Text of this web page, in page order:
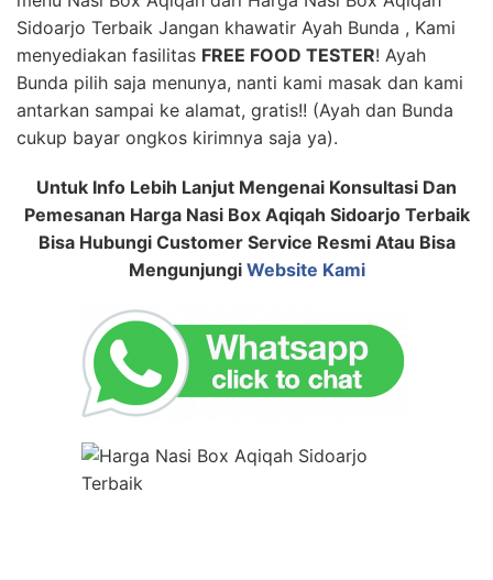
Sidoarjo Terbaik Jangan khawatir Ayah Bunda , Kami
menyediakan fasilitas FREE FOOD TESTER! Ayah
Bunda pilih saja menunya, nanti kami masak dan kami
antarkan sampai ke alamat, gratis!! (Ayah dan Bunda
cukup bayar ongkos kirimnya saja ya).
Untuk Info Lebih Lanjut Mengenai Konsultasi Dan
Pemesanan Harga Nasi Box Aqiqah Sidoarjo Terbaik
Bisa Hubungi Customer Service Resmi Atau Bisa
Mengunjungi Website Kami